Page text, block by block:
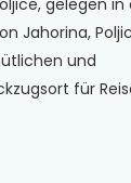
Jahorina,
und
für